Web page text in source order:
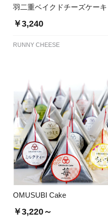
羽二重ベイクドチーズケーキ
￥3,240
RUNNY CHEESE
OMUSUBI Cake
￥3,220～